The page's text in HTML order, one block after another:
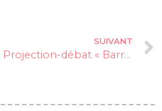
SUIVANT
Projection-débat « Barrages, l’eau sous haute-tension »